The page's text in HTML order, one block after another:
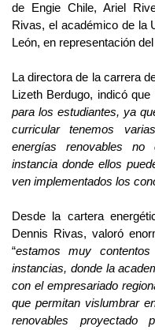
de Engie Chile, Ariel
Rivas, el académico de la
León, en representación
La directora de la carrera
Lizeth Berdugo, indicó que
para los estudiantes, ya
curricular tenemos
energías renovables
instancia donde ellos
ven implementados los
Desde la cartera
Dennis Rivas, valoró
“estamos muy
instancias, donde la
con el empresariado
que permitan vislumbrar
renovables proyectado